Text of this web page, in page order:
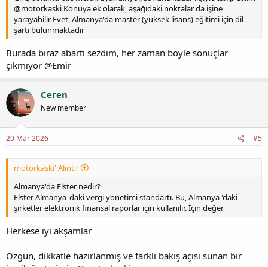
@motorkaski Konuya ek olarak, aşağıdaki noktalar da işine
yarayabilir Evet, Almanya'da master (yüksek lisans) eğitimi için dil
şartı bulunmaktadır
Burada biraz abartı sezdim, her zaman böyle sonuçlar
çıkmıyor @Emir
Ceren
New member
20 Mar 2026 #5
motorkaski' Alıntı:
Almanya'da Elster nedir?
Elster Almanya 'daki vergi yönetimi standartı. Bu, Almanya 'daki
şirketler elektronik finansal raporlar için kullanılır. İçin değer
Herkese iyi akşamlar
Özgün, dikkatle hazırlanmış ve farklı bakış açısı sunan bir